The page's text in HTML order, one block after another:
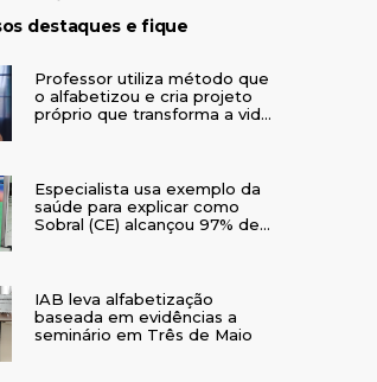
destaques e fique
Professor utiliza método que
o alfabetizou e cria projeto
próprio que transforma a vida
Especialista usa exemplo da
saúde para explicar como
Sobral (CE) alcançou 97% de
IAB leva alfabetização
baseada em evidências a
seminário em Três de Maio